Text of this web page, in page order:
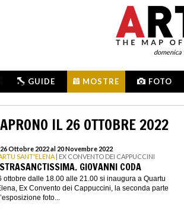
domenica
GUIDE MOSTRE FOTO
IL 26 OTTOBRE 2022
Ottobre 2022 al 20 Novembre 2022
SANT'ELENA | EX CONVENTO DEI CAPPUCCINI
GIOVANNI CODA
ottobre dalle 18.00 alle 21.00 si inaugura a Quartu
Ex Convento dei Cappuccini, la seconda parte
foto...